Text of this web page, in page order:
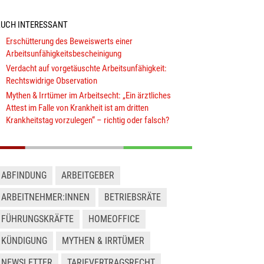
INTERESSANT
Erschütterung des Beweiswerts einer
Arbeitsunfähigkeitsbescheinigung
Verdacht auf vorgetäuschte Arbeitsunfähigkeit:
Rechtswidrige Observation
Mythen & Irrtümer im Arbeitsecht: „Ein ärztliches
Attest im Falle von Krankheit ist am dritten
Krankheitstag vorzulegen“ – richtig oder falsch?
ABFINDUNG
ARBEITGEBER
ARBEITNEHMER:INNEN
BETRIEBSRÄTE
FÜHRUNGSKRÄFTE
HOMEOFFICE
KÜNDIGUNG
MYTHEN & IRRTÜMER